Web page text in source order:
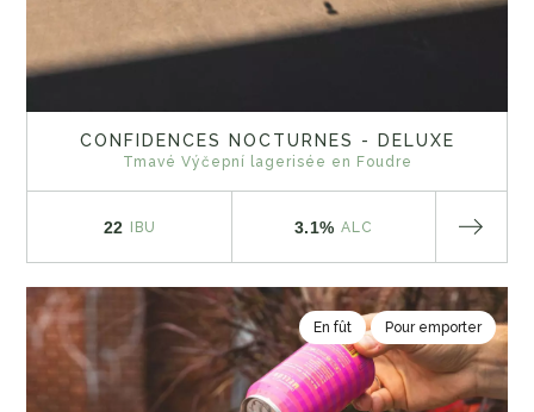
CONFIDENCES NOCTURNES - DELUXE
Tmavé Výčepní lagerisée en Foudre
22 IBU 3.1% ALC
En fût Pour emporter